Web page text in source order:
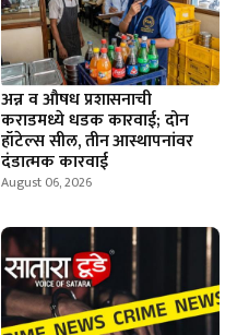
अन्न व औषध प्रशासनाची
कराडमध्ये धडक कारवाई; दोन
हॉटेल्स सील, तीन आस्थापनांवर
दंडात्मक कारवाई
August 06, 2026